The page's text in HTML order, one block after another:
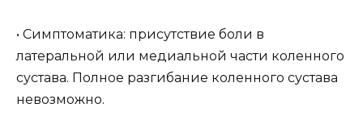
• Симптоматика: присутствие боли в
латеральной или медиальной части коленного
сустава. Полное разгибание коленного сустава
невозможно.